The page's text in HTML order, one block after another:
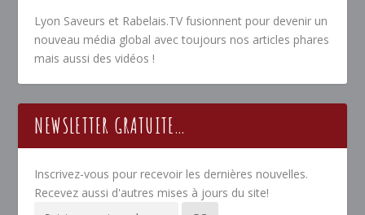
Lyon Saveurs et Rabelais.TV fusionnent pour devenir un
nouveau média global avec toujours nos articles phares
mais aussi des vidéos !
NEWSLETTER GRATUITE…
Inscrivez-vous pour recevoir les dernières nouvelles.
Recevez aussi d'autres mises à jours du site!